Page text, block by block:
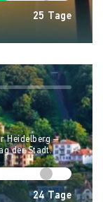
25 Tage
Heidelberg –
der Stadt.
24Tage